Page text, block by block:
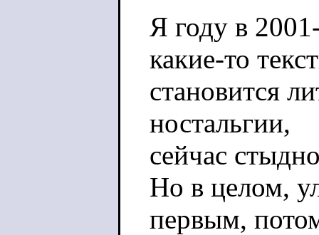
Я году в
какие-то
становится
ностальгии,
сейчас
Но в целом,
первым,